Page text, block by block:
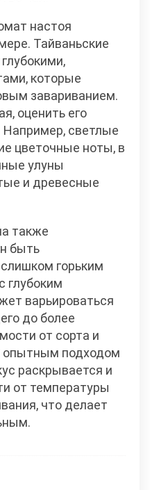
настоя
Тайваньские
которые
завариванием.
оценить его
Например, светлые
цветочные ноты, в
улуны
и древесные
также
быть
горьким
глубоким
варьироваться
до более
от сорта и
опытным подходом
раскрывается и
от температуры
что делает